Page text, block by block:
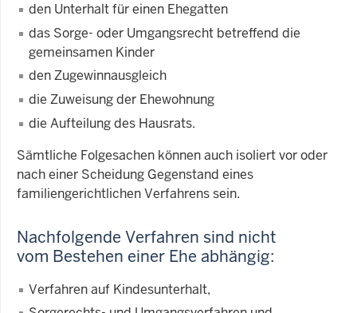
den Unterhalt für einen Ehegatten
das Sorge- oder Umgangsrecht betreffend die
gemeinsamen Kinder
den Zugewinnausgleich
die Zuweisung der Ehewohnung
die Aufteilung des Hausrats.
Sämtliche Folgesachen können auch isoliert vor oder
nach einer Scheidung Gegenstand eines
familiengerichtlichen Verfahrens sein.
Nachfolgende Verfahren sind nicht
vom Bestehen einer Ehe abhängig:
Verfahren auf Kindesunterhalt,